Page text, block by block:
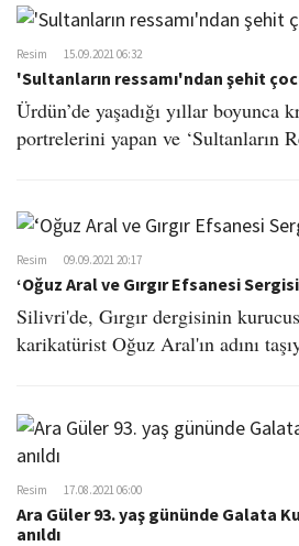
Resim 15.09.2021 06:32
'Sultanların ressamı'ndan şehit
Ürdün’de yaşadığı yıllar boyunca
portrelerini yapan ve ‘Sultanların
Resim 09.09.2021 20:17
‘Oğuz Aral ve Gırgır Efsanesi
Silivri'de, Gırgır dergisinin
karikatürist Oğuz Aral'ın adını
Resim 17.08.2021 06:00
Ara Güler 93. yaş gününde Galata
anıldı